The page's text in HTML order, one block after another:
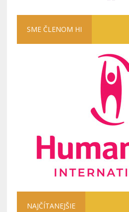
SME ČLENOM HI
NAJČÍTANEJŠIE